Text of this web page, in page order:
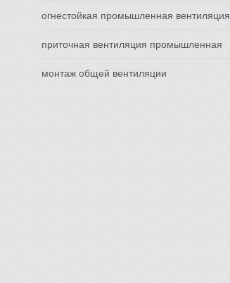
огнестойкая промышленная вентиляция
приточная вентиляция промышленная
монтаж общей вентиляции